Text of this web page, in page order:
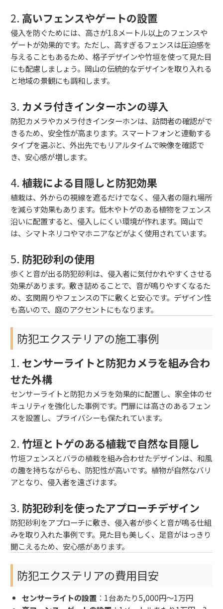
2. 高いフェンスやゲートの設置
侵入を防ぐためには、高さが1.8メートル以上のフェンスや
ゲートが効果的です。ただし、高すぎるフェンスは圧迫感を
与えることもあるため、格子デザインや竹垣を使って見た目
にも配慮しましょう。岡山の伝統的なデザインを取り入れる
と地域の景観にも調和します。
3. カメラ付きインターホンの導入
防犯カメラやカメラ付きインターホンは、訪問者の確認がで
きるため、安全性が高まります。スマートフォンと連動する
タイプを選ぶと、外出先でもリアルタイムで映像を確認で
き、安心感が増します。
4. 植栽による目隠しと防犯効果
植栽は、外からの視線を遮るだけでなく、侵入者の隠れ場所
を減らす効果もあります。低木やトゲのある植物をフェンス
沿いに配置すると、侵入しにくい環境が作れます。岡山で
は、シマトネリコやマホニアなどがよく使用されています。
5. 防犯砂利の使用
歩くと音が出る防犯砂利は、侵入者に気付かれやすくさせる
効果があります。敷き詰めることで、音が鳴りやすくなるた
め、玄関周りやフェンスの下に敷くと安心です。デザイン性
も高いので、庭のアクセントにもなります。
防犯エクステリアの施工事例
1. センサーライトと防犯カメラを組み合わ
せた外構
センサーライトと防犯カメラを効果的に配置し、家全体のセ
キュリティを強化した事例です。門扉には高さのあるフェン
スを設置し、プライバシーも保たれています。
2. 竹垣とトゲのある植栽で自然な目隠し
竹垣フェンスとバラの植栽を組み合わせたデザインは、和風
の趣を持ちながらも、防犯性が高いです。植物が自然なバリ
アとなり、侵入者を遠ざけます。
3. 防犯砂利を使ったアプローチデザイン
防犯砂利をアプローチに敷き、侵入者が歩くと音が鳴る仕組
みを取り入れた事例です。見た目も美しく、足音がはっきり
聞こえるため、安心感があります。
防犯エクステリアの費用目安
センサーライトの設置 ：1台あたり5,000円～1万円